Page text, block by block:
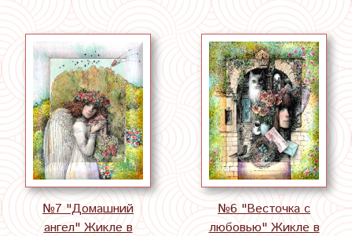
№7 "Домашний
ангел" Жикле в
№6 "Весточка с
любовью" Жикле в